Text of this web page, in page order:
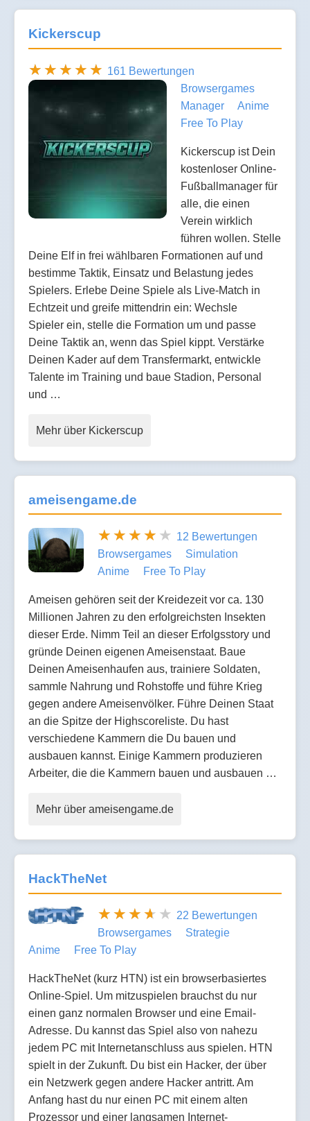
Kickerscup
161 Bewertungen
Browsergames
Manager
Anime
Free To Play
Kickerscup ist Dein
kostenloser Online-
Fußballmanager für
alle, die einen
Verein wirklich
führen wollen. Stelle
Deine Elf in frei wählbaren Formationen auf und
bestimme Taktik, Einsatz und Belastung jedes
Spielers. Erlebe Deine Spiele als Live-Match in
Echtzeit und greife mittendrin ein: Wechsle
Spieler ein, stelle die Formation um und passe
Deine Taktik an, wenn das Spiel kippt. Verstärke
Deinen Kader auf dem Transfermarkt, entwickle
Talente im Training und baue Stadion, Personal
und …
Mehr über Kickerscup
ameisengame.de
12 Bewertungen
Browsergames
Simulation
Anime
Free To Play
Ameisen gehören seit der Kreidezeit vor ca. 130
Millionen Jahren zu den erfolgreichsten Insekten
dieser Erde. Nimm Teil an dieser Erfolgsstory und
gründe Deinen eigenen Ameisenstaat. Baue
Deinen Ameisenhaufen aus, trainiere Soldaten,
sammle Nahrung und Rohstoffe und führe Krieg
gegen andere Ameisenvölker. Führe Deinen Staat
an die Spitze der Highscoreliste. Du hast
verschiedene Kammern die Du bauen und
ausbauen kannst. Einige Kammern produzieren
Arbeiter, die die Kammern bauen und ausbauen …
Mehr über ameisengame.de
HackTheNet
22 Bewertungen
Browsergames
Strategie
Anime
Free To Play
HackTheNet (kurz HTN) ist ein browserbasiertes
Online-Spiel. Um mitzuspielen brauchst du nur
einen ganz normalen Browser und eine Email-
Adresse. Du kannst das Spiel also von nahezu
jedem PC mit Internetanschluss aus spielen. HTN
spielt in der Zukunft. Du bist ein Hacker, der über
ein Netzwerk gegen andere Hacker antritt. Am
Anfang hast du nur einen PC mit einem alten
Prozessor und einer langsamen Internet-